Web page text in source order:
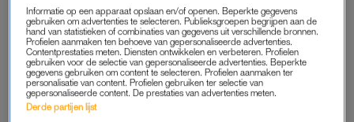
Vul hier onze anonieme vragenlijst
Lees ook
Ook de Gouden Koets staat ter discussie: ‘Herinnering aan
een gruwelijke periode’
Informatie op een apparaat opslaan en/of openen. Beperkte gegevens
gebruiken om advertenties te selecteren. Publieksgroepen begrijpen aan de
hand van statistieken of combinaties van gegevens uit verschillende bronnen.
Profielen aanmaken ten behoeve van gepersonaliseerde advertenties.
Contentprestaties meten. Diensten ontwikkelen en verbeteren. Profielen
gebruiken voor de selectie van gepersonaliseerde advertenties. Beperkte
gegevens gebruiken om content te selecteren. Profielen aanmaken ter
personalisatie van content. Profielen gebruiken ter selectie van
gepersonaliseerde content. De prestaties van advertenties meten.
Derde partijen lijst